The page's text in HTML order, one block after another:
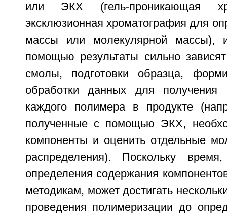
или ЭКХ (гель-проникающая
эксклюзионная хроматография для
массы или молекулярной массы),
помощью результаты сильно
смолы, подготовки образца,
обработки данных для получения
каждого полимера в продукте
полученные с помощью ЭКХ,
компоненты и оценить отдельные
распределения). Поскольку
определения содержания
методикам, может достигать
проведения полимеризации до